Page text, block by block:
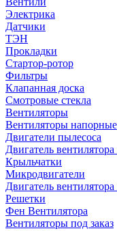
Электрика
Датчики
ТЭН
Прокладки
Стартор-ротор
Фильтры
Клапанная доска
Смотровые стекла
Вентиляторы
Вентиляторы напорные
Двигатели пылесоса
Двигатель
Крыльчатки
Микродвигатели
Двигатель
Решетки
Фен Вентилятора
Вентиляторы под заказ